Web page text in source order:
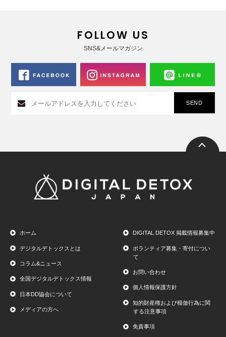
FOLLOW US
SNS&メールマガジン
ホーム
デジタルデトックスとは
コラム&ニュース
全国デジタルデトックス情報
日本DD協会について
メディアの方へ
DIGITAL DETOX 掲載情報募集中
ボランティア募集・寄付につい
て
お問い合わせ
個人情報保護方針
知的財産権および模倣行為に関
する注意事項
免責事項